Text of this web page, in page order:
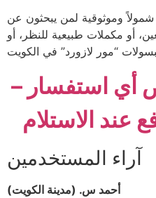
شمولاً وموثوقية لمن يبحثون عن
أو مكملات طبيعية للنظر، أو
أي استفسار –
عند الاستلام
آراء المستخدمين
أحمد س. (مدينة الكويت)